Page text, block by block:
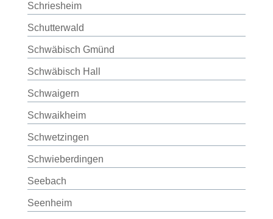
Schriesheim
Schutterwald
Schwäbisch Gmünd
Schwäbisch Hall
Schwaigern
Schwaikheim
Schwetzingen
Schwieberdingen
Seebach
Seenheim